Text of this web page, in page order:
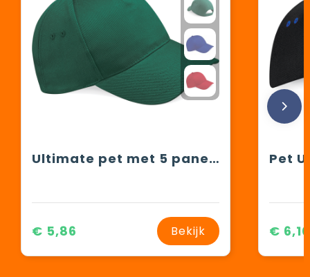
Ultimate pet met 5 panelen
€ 5,86 Bekijk € 6,10